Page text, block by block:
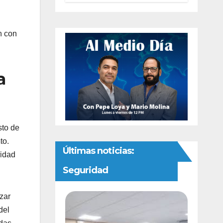
con
de
Barrenador
Últimas noticias:
Seguridad